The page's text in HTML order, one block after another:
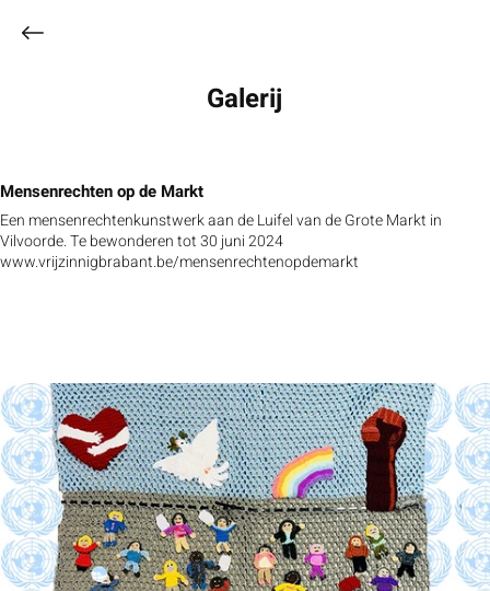
Mensenrechten op de Markt
Een mensenrechtenkunstwerk aan de Luifel van de Grote Markt in
Vilvoorde. Te bewonderen tot 30 juni 2024
www.vrijzinnigbrabant.be/mensenrechtenopdemarkt
Galerij